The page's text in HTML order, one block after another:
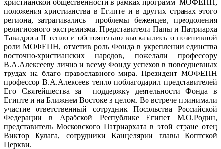
христианской общественности в рамках программ МОФЕПН,
положения христианства в Египте и в других странах этого
региона, затрагивались проблемы беженцев, преодоления
религиозного экстремизма. Представители Папы и Патриарха
Тавадроса II тепло и обстоятельно высказались о позитивной
роли МОФЕПН, отметив роль Фонда в укреплении единства
восточно-христианских народов, пожелали профессору
В.А.Алексееву лично и всему Фонду успехов в повседневных
трудах на благо православного мира. Президент МОФЕПН
профессор В.А.Алексеев тепло поблагодарил представителей
Его Святейшества за поддержку деятельности Фонда в
Египте и на Ближнем Востоке в целом. Во встрече принимали
участие ответственный сотрудник Посольства Российской
Федерации в Арабской Республике Египет М.О.Родин,
представитель Московского Патриархата в этой стране отец
Виктор Кулага, сотрудники Канцелярии главы Коптской
Церкви.